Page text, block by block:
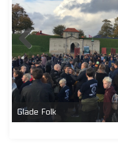
Glade Folk